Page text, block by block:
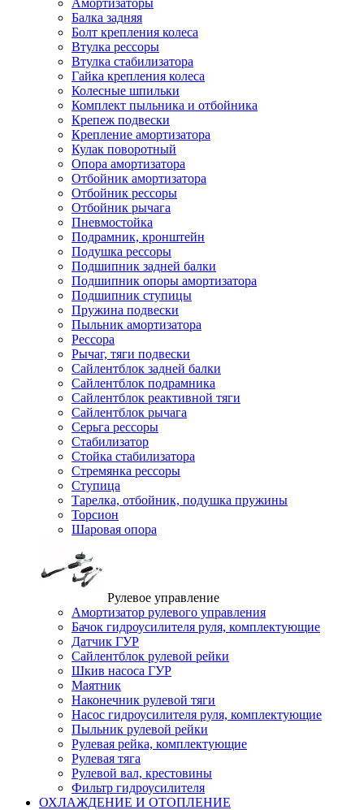
Амортизаторы
Балка задняя
Болт крепления колеса
Втулка рессоры
Втулка стабилизатора
Гайка крепления колеса
Колесные шпильки
Комплект пыльника и отбойника
Крепеж подвески
Крепление амортизатора
Кулак поворотный
Опора амортизатора
Отбойник амортизатора
Отбойник рессоры
Отбойник рычага
Пневмостойка
Подрамник, кронштейн
Подушка рессоры
Подшипник задней балки
Подшипник опоры амортизатора
Подшипник ступицы
Пружина подвески
Пыльник амортизатора
Рессора
Рычаг, тяги подвески
Сайлентблок задней балки
Сайлентблок подрамника
Сайлентблок реактивной тяги
Сайлентблок рычага
Серьга рессоры
Стабилизатор
Стойка стабилизатора
Стремянка рессоры
Ступица
Тарелка, отбойник, подушка пружины
Торсион
Шаровая опора
Рулевое управление
Амортизатор рулевого управления
Бачок гидроусилителя руля, комплектующие
Датчик ГУР
Сайлентблок рулевой рейки
Шкив насоса ГУР
Маятник
Наконечник рулевой тяги
Насос гидроусилителя руля, комплектующие
Пыльник рулевой рейки
Рулевая рейка, комплектующие
Рулевая тяга
Рулевой вал, крестовины
Фильтр гидроусилителя
ОХЛАЖДЕНИЕ И ОТОПЛЕНИЕ